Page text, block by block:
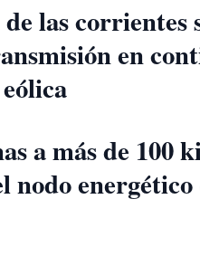
las corrientes
en
a más de 100
nodo